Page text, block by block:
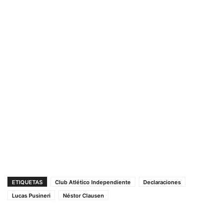
ETIQUETAS Club Atlético Independiente
Declaraciones
Lucas Pusineri
Néstor Clausen